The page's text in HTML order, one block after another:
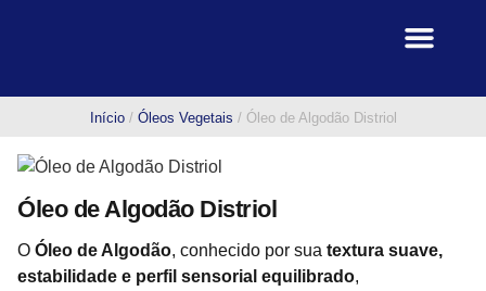
Início/ Óleos Vegetais / Óleo de Algodão Distriol
Óleo de Algodão Distriol
O Óleo de Algodão, conhecido por sua textura suave,
estabilidade e perfil sensorial equilibrado,